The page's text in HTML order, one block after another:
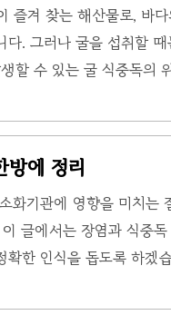
르면, 카페인 200mg(커
에서 금단 증상이 발생
즐겨 찾는 해산물로, 바
다. 그러나 굴을 섭취할
할 수 있는 굴 식중독의
에 대해 자세히 알아보
경에 있습니다. 노로바이
서 자란 굴이나 조리되
개에서 100개의 입자만
방에 정리
화기관에 영향을 미치는
글에서는 장염과 식중
확한 인식을 돕도록 하겠
타납니다. 장염은 주로 바